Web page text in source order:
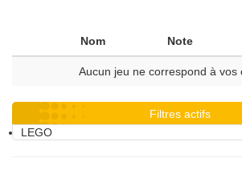
Nom Note
Aucun jeu ne correspond à vos
Filtres actifs
LEGO